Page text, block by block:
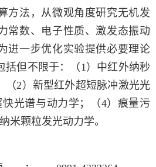
方法，从微观角度研究无机发
常数、电子性质、激发态振动
进一步优化实验提供必要理论
括但不限于：（1）中红外纳秒
（2）新型红外超短脉冲激光光
光谱与动力学；（4）痕量污
米颗粒发光动力学。